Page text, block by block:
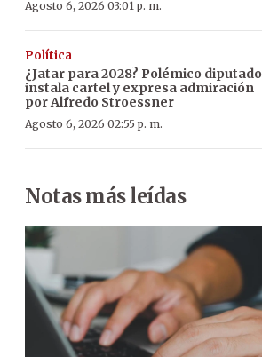
Agosto 6, 2026 03:01 p. m.
Política
¿Jatar para 2028? Polémico diputado
instala cartel y expresa admiración
por Alfredo Stroessner
Agosto 6, 2026 02:55 p. m.
Notas más leídas